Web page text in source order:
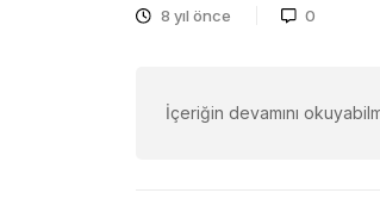
8 yıl önce 0
İçeriğin devamını